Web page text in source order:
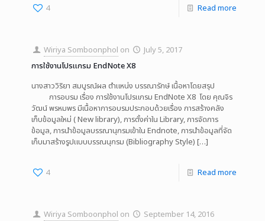
4 Read more
Wiriya Somboonphol on
July 5, 2017
การใช้งานโปรแกรม EndNote X8
นางสาววิริยา สมบูรณ์ผล ตำแหน่ง บรรณารักษ์ เนื้อหาโดยสรุป
การอบรม เรื่อง การใช้งานโปรแกรม EndNote X8 โดย คุณจิร
วัฒน์ พรหมพร มีเนื้อหาการอบรมประกอบด้วยเรื่อง การสร้างคลัง
เก็บข้อมูลใหม่ ( New library), การตั้งค่าใน Library, การจัดการ
ข้อมูล, การนำข้อมูลบรรณานุกรมเข้าใน Endnote, การนำข้อมูลที่จัด
เก็บมาสร้างรูปแบบบรรณนุกรม (ฺBibliography Style) […]
4 Read more
Wiriya Somboonphol on
September 14, 2016